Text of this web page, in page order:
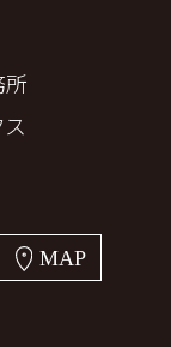
所
MAP